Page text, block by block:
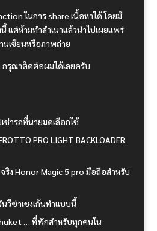
ในการ share เนื้อหาได้ โดยมี
แต่ห้ามทำสำเนาแล้วนำไปเผยแพร่
นเขียนหรือภาพถ่าย
กรุณาติดต่อผมได้เลยครับ
ช่ารถที่นายมดเลือกใช้
PRO LIGHT BACKLOADER
ริง Honor Magic 5 pro มือถือสำหรับ
นวีซ่าเชงเก้นทำแบบนี้
… ที่พักสำหรับทุกคนใน